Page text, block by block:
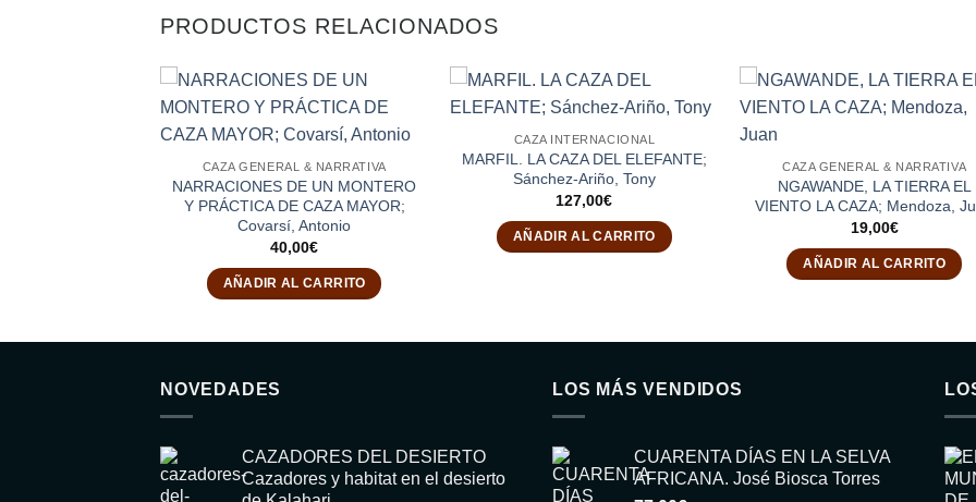
PRODUCTOS RELACIONADOS
CAZA GENERAL & NARRATIVA
NARRACIONES DE UN MONTERO
Y PRÁCTICA DE CAZA MAYOR;
Covarsí, Antonio
40,00€
AÑADIR AL CARRITO
CAZA INTERNACIONAL
MARFIL. LA CAZA DEL ELEFANTE;
Sánchez-Ariño, Tony
127,00€
AÑADIR AL CARRITO
CAZA GENERAL & NARRATIVA
NGAWANDE, LA TIERRA EL
VIENTO LA CAZA; Mendoza,
19,00€
AÑADIR AL CARRITO
NOVEDADES
CAZADORES DEL DESIERTO
Cazadores y habitat en el desierto
LOS MÁS VENDIDOS
CUARENTA DÍAS EN LA SELVA
AFRICANA. José Biosca Torres